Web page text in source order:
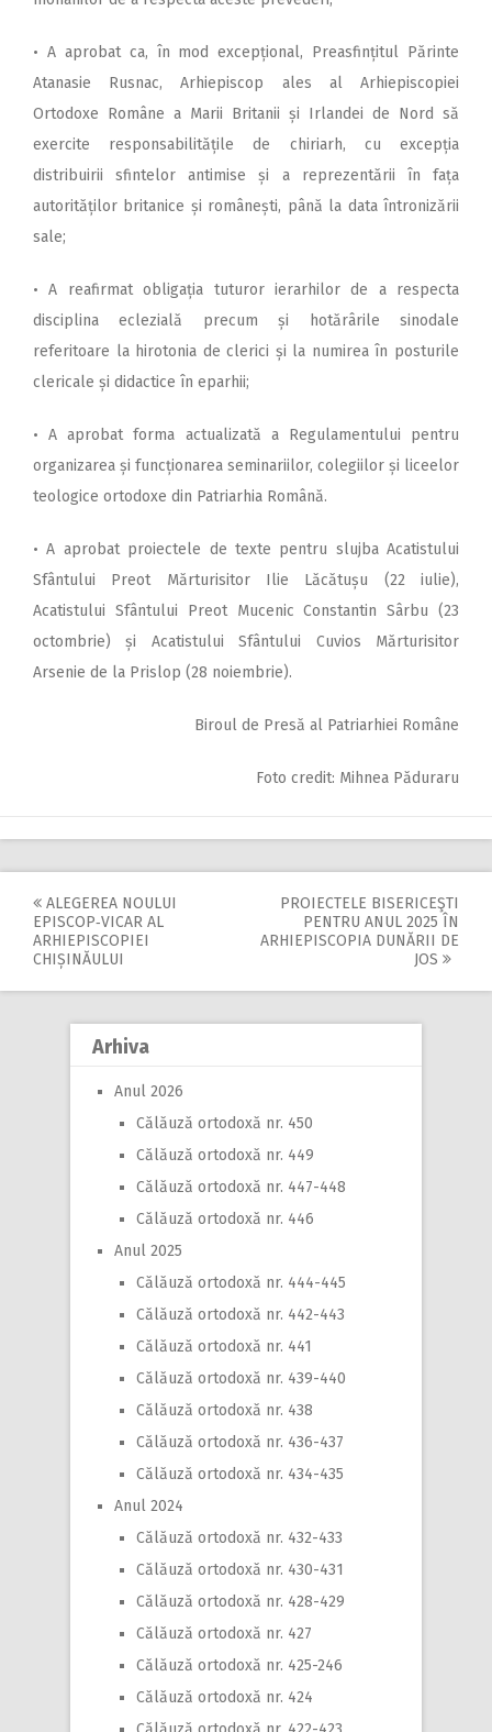
• A aprobat ca, în mod excepțional, Preasfințitul Părinte
Atanasie Rusnac, Arhiepiscop ales al Arhiepiscopiei
Ortodoxe Române a Marii Britanii și Irlandei de Nord să
exercite responsabilitățile de chiriarh, cu excepția
distribuirii sfintelor antimise și a reprezentării în fața
autorităților britanice și românești, până la data întronizării
sale;
• A reafirmat obligația tuturor ierarhilor de a respecta
disciplina eclezială precum și hotărârile sinodale
referitoare la hirotonia de clerici și la numirea în posturile
clericale și didactice în eparhii;
• A aprobat forma actualizată a Regulamentului pentru
organizarea și funcționarea seminariilor, colegiilor și liceelor
teologice ortodoxe din Patriarhia Română.
• A aprobat proiectele de texte pentru slujba Acatistului
Sfântului Preot Mărturisitor Ilie Lăcătușu (22 iulie),
Acatistului Sfântului Preot Mucenic Constantin Sârbu (23
octombrie) și Acatistului Sfântului Cuvios Mărturisitor
Arsenie de la Prislop (28 noiembrie).
Biroul de Presă al Patriarhiei Române
Foto credit: Mihnea Păduraru
Post
navigation
ALEGEREA NOULUI
EPISCOP‑VICAR AL
ARHIEPISCOPIEI
CHIȘINĂULUI
PROIECTELE BISERICEŞTI
PENTRU ANUL 2025 ÎN
ARHIEPISCOPIA DUNĂRII DE
JOS
Arhiva
Anul 2026
Călăuză ortodoxă nr. 450
Călăuză ortodoxă nr. 449
Călăuză ortodoxă nr. 447-448
Călăuză ortodoxă nr. 446
Anul 2025
Călăuză ortodoxă nr. 444-445
Călăuză ortodoxă nr. 442-443
Călăuză ortodoxă nr. 441
Călăuză ortodoxă nr. 439-440
Călăuză ortodoxă nr. 438
Călăuză ortodoxă nr. 436-437
Călăuză ortodoxă nr. 434-435
Anul 2024
Călăuză ortodoxă nr. 432-433
Călăuză ortodoxă nr. 430-431
Călăuză ortodoxă nr. 428-429
Călăuză ortodoxă nr. 427
Călăuză ortodoxă nr. 425-246
Călăuză ortodoxă nr. 424